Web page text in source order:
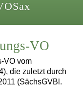
VO
VO vom
die zuletzt durch
(SächsGVBl.